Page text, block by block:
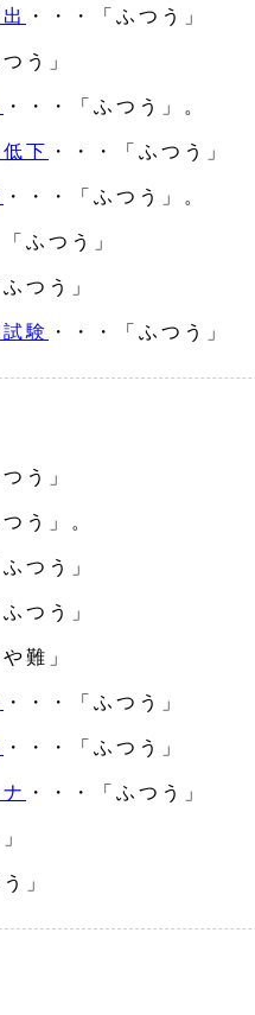
・・・「ふつう」
う」
・・・「ふつう」。
下 ・・・「ふつう」
・・・「ふつう」。
「ふつう」
つう」
験 ・・・「ふつう」
う」
う」。
つう」
つう」
難」
・・・「ふつう」
・・・「ふつう」
・・・「ふつう」
」